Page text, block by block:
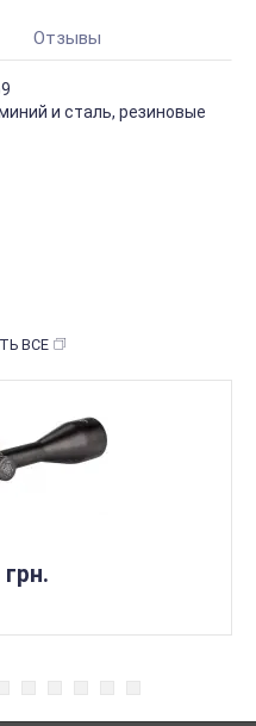
Отзывы
и сталь, резиновые
ВСЕ